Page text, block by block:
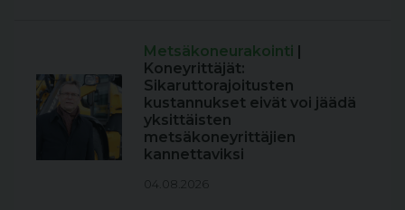
Metsäkoneurakointi |
Koneyrittäjät:
Sikaruttorajoitusten
kustannukset eivät voi jäädä
yksittäisten
metsäkoneyrittäjien
kannettaviksi
04.08.2026